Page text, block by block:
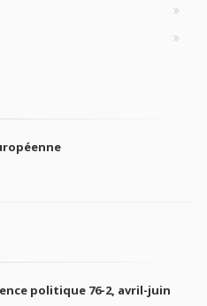
politique 76-2, avril-juin